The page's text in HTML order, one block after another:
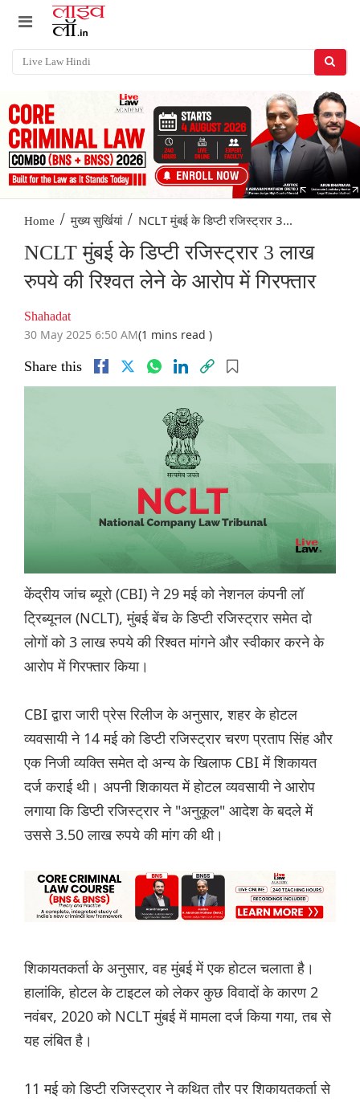
Home / मुख्य सुर्खियां / NCLT मुंबई के डिप्टी रजिस्ट्रार 3...
NCLT मुंबई के डिप्टी रजिस्ट्रार 3 लाख
रुपये की रिश्वत लेने के आरोप में गिरफ्तार
Shahadat
30 May 2025 6:50 AM(1 mins read )
Share this
केंद्रीय जांच ब्यूरो (CBI) ने 29 मई को नेशनल कंपनी लॉ
ट्रिब्यूनल (NCLT), मुंबई बेंच के डिप्टी रजिस्ट्रार समेत दो
लोगों को 3 लाख रुपये की रिश्वत मांगने और स्वीकार करने के
आरोप में गिरफ्तार किया।
CBI द्वारा जारी प्रेस रिलीज के अनुसार, शहर के होटल
व्यवसायी ने 14 मई को डिप्टी रजिस्ट्रार चरण प्रताप सिंह और
एक निजी व्यक्ति समेत दो अन्य के खिलाफ CBI में शिकायत
दर्ज कराई थी। अपनी शिकायत में होटल व्यवसायी ने आरोप
लगाया कि डिप्टी रजिस्ट्रार ने "अनुकूल" आदेश के बदले में
उससे 3.50 लाख रुपये की मांग की थी।
शिकायतकर्ता के अनुसार, वह मुंबई में एक होटल चलाता है।
हालांकि, होटल के टाइटल को लेकर कुछ विवादों के कारण 2
नवंबर, 2020 को NCLT मुंबई में मामला दर्ज किया गया, तब से
यह लंबित है।
11 मई को डिप्टी रजिस्ट्रार ने कथित तौर पर शिकायतकर्ता से